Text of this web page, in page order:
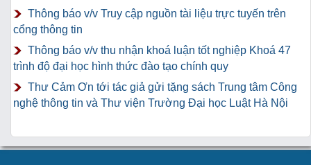
Thông báo v/v Truy cập nguồn tài liệu trực tuyến trên
cổng thông tin
Thông báo v/v thu nhận khoá luận tốt nghiệp Khoá 47
trình độ đại học hình thức đào tạo chính quy
Thư Cảm Ơn tới tác giả gửi tặng sách Trung tâm Công
nghệ thông tin và Thư viện Trường Đại học Luật Hà Nội